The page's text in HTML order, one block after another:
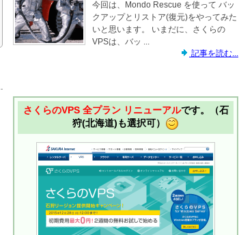
今回は、Mondo Rescue を使って バッ
クアップとリストア(復元)をやってみた
いと思います。 いまだに、さくらの
VPSは、バッ ...
記事を読む...
さくらのVPS 全プラン リニューアルです。（石
狩(北海道)も選択可）